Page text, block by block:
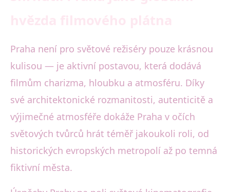
Praha není pro světové režiséry pouze krásnou
kulisou — je aktivní postavou, která dodává
filmům charizma, hloubku a atmosféru. Díky
své architektonické rozmanitosti, autenticitě a
výjimečné atmosféře dokáže Praha v očích
světových tvůrců hrát téměř jakoukoli roli, od
historických evropských metropolí až po temná
fiktivní města.